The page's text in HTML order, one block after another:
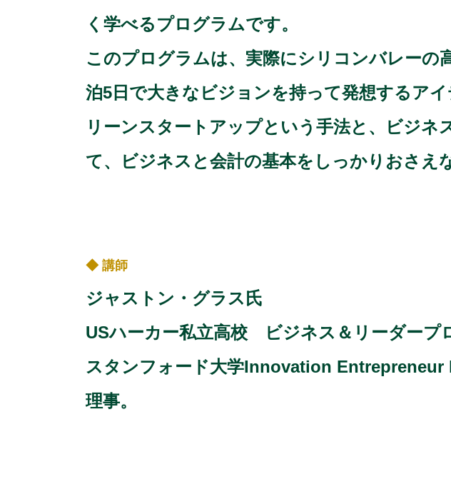
く学べるプログラムです。
このプログラムは、実際にシリコンバレーの
泊5日で大きなビジョンを持って発想するア
リーンスタートアップという手法と、ビジネ
て、ビジネスと会計の基本をしっかりおさえ
◆ 講師
ジャストン・グラス氏
USハーカー私立高校 ビジネス＆リーダー
スタンフォード大学Innovation
理事。